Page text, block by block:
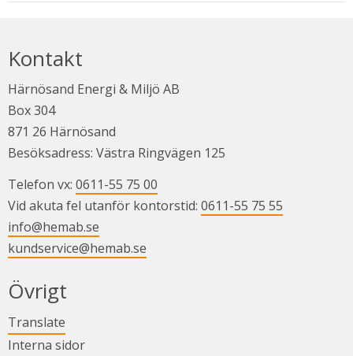
Kontakt
Härnösand Energi & Miljö AB
Box 304
871 26 Härnösand
Besöksadress: Västra Ringvägen 125
Telefon vx: 0611-55 75 00
Vid akuta fel utanför kontorstid: 0611-55 75 55
info@hemab.se
kundservice@hemab.se
Övrigt
Translate
Interna sidorLänk till annan webbplats.